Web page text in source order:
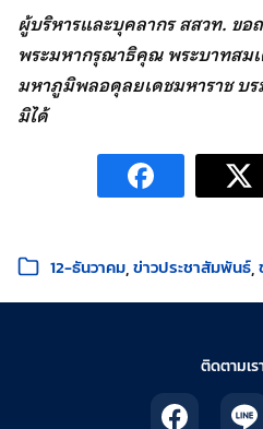
ผู้บริหารและบุคลากร สสวท. ขอ
พระมหากรุณาธิคุณ พระบาทสม
มหาภูมิพลอดุลยเดชมหาราช บ
มิได้
หมวดหมู่:
12-ธันวาคม ข่าวประชาสัมพันธ์
ติดตามเร